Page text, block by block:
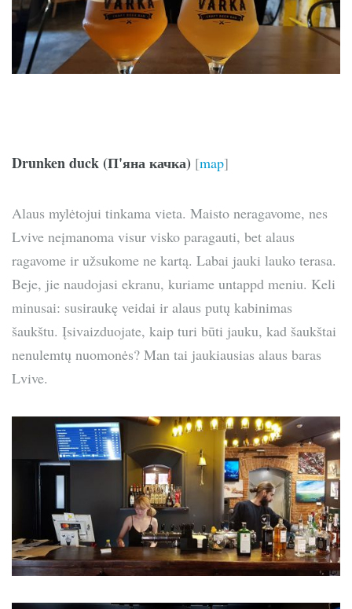
Drunken duck (П'яна качка) [map]
Alaus mylėtojui tinkama vieta. Maisto neragavome, nes
Lvive neįmanoma visur visko paragauti, bet alaus
ragavome ir užsukome ne kartą. Labai jauki lauko terasa.
Beje, jie naudojasi ekranu, kuriame untappd meniu. Keli
minusai: susiraukę veidai ir alaus putų kabinimas
šaukštu. Įsivaizduojate, kaip turi būti jauku, kad šaukštai
nenulemtų nuomonės? Man tai jaukiausias alaus baras
Lvive.